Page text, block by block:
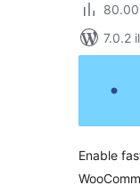
7.0.2
Enable